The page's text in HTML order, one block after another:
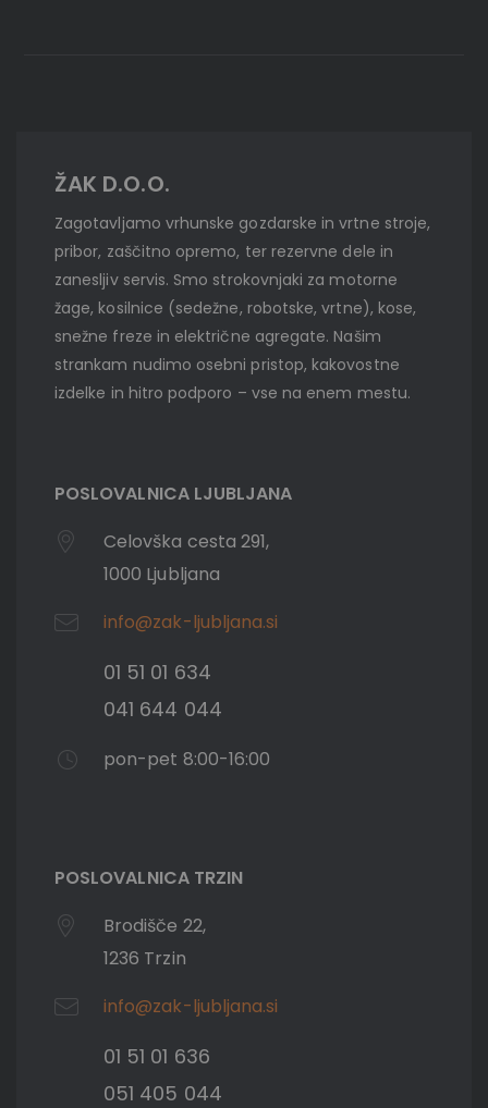
ŽAK D.O.O.
Zagotavljamo vrhunske gozdarske in vrtne stroje,
pribor, zaščitno opremo, ter rezervne dele in
zanesljiv servis. Smo strokovnjaki za motorne
žage, kosilnice (sedežne, robotske, vrtne), kose,
snežne freze in električne agregate. Našim
strankam nudimo osebni pristop, kakovostne
izdelke in hitro podporo – vse na enem mestu.
POSLOVALNICA LJUBLJANA
Celovška cesta 291,
1000 Ljubljana
info@zak-ljubljana.si
01 51 01 634
041 644 044
pon-pet 8:00-16:00
POSLOVALNICA TRZIN
Brodišče 22,
1236 Trzin
info@zak-ljubljana.si
01 51 01 636
051 405 044